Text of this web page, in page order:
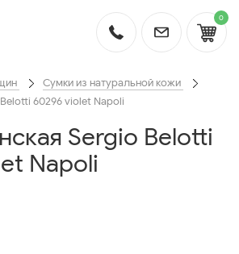
0
Сумки из натуральной кожи
60296 violet Napoli
Sergio Belotti
Napoli